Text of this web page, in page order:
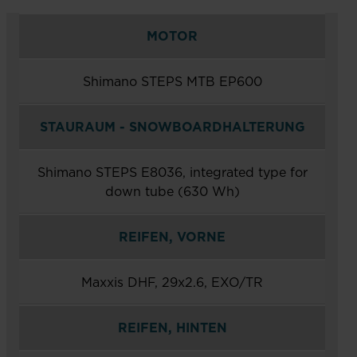
MOTOR
Shimano STEPS MTB EP600
STAURAUM - SNOWBOARDHALTERUNG
Shimano STEPS E8036, integrated type for
down tube (630 Wh)
REIFEN, VORNE
Maxxis DHF, 29x2.6, EXO/TR
REIFEN, HINTEN